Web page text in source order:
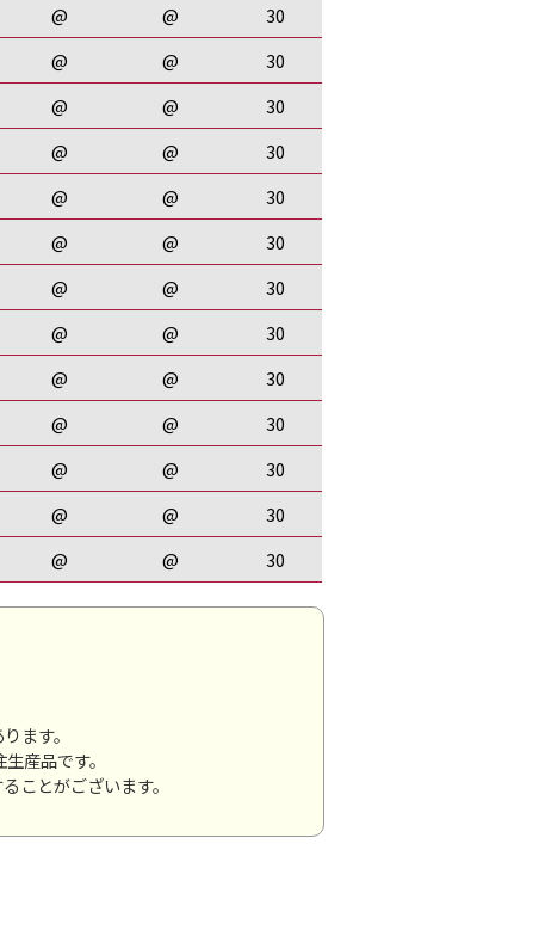
@ @
30
@ @
30
@ @
30
@ @
30
@ @
30
@ @
30
@ @
30
@ @
30
@ @
30
@ @
30
@ @
30
@ @
30
@ @ 30
ます。
産品です。
ことがございます。